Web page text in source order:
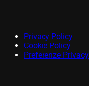
Privacy Policy
Cookie Policy
Preferenze Privacy